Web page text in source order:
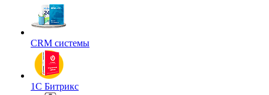
CRM системы
1С Битрикс